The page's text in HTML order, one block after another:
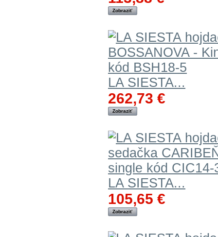
Zobraziť
LA SIESTA...
262,73 €
Zobraziť
LA SIESTA...
105,65 €
Zobraziť